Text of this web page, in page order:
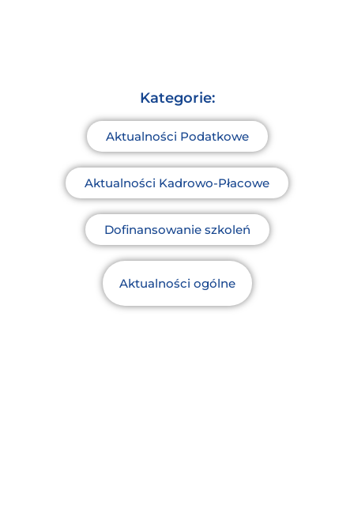
Kategorie:
Aktualności Podatkowe
Aktualności Kadrowo-Płacowe
Dofinansowanie szkoleń
Aktualności ogólne